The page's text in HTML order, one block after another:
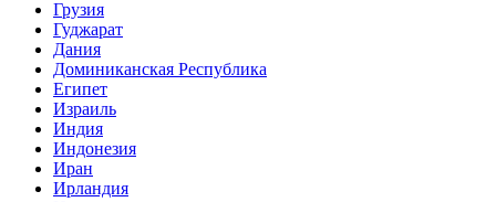
Грузия
Гуджарат
Дания
Доминиканская Республика
Египет
Израиль
Индия
Индонезия
Иран
Ирландия